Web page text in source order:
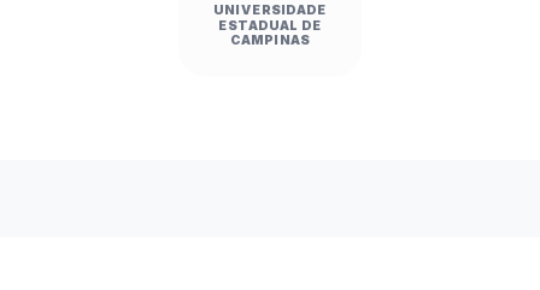
UNIVERSIDADE
ESTADUAL DE
CAMPINAS